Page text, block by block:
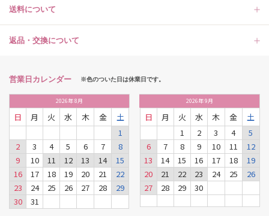
送料について
返品・交換について
営業日カレンダー ※色のついた日は休業日です。
2026年8月
日 月 火 水 木 金
土
1
2
3 4 5 6 7
8
9
10 11 12 13 14
15
16
17 18 19 20 21
22
23
24 25 26 27 28
29
30
31
2026年9月
日 月 火 水 木 金
土
1
2 3 4
5
6
7 8 9 10 11
12
13
14 15 16 17 18
19
20
21 22 23 24 25
26
27
28 29 30